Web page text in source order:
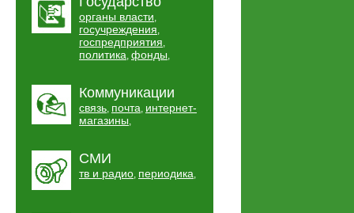
органы власти,
госучреждения,
госпредприятия,
политика, фонды,
Коммуникации
связь, почта, интернет-
магазины,
СМИ
тв и радио, периодика,